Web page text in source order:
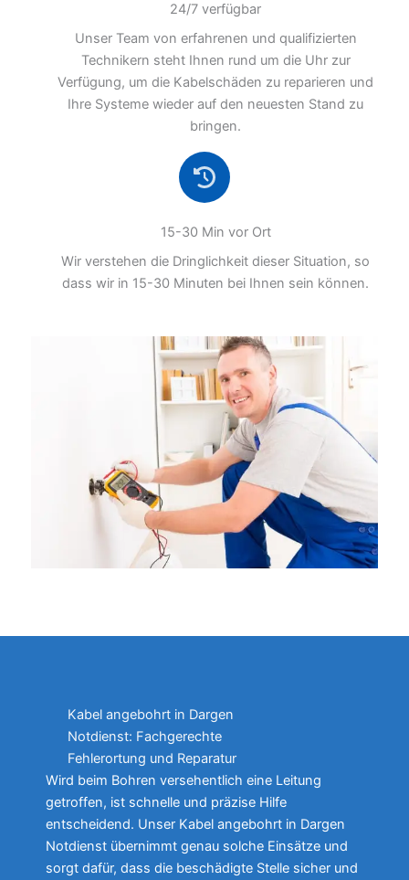
24/7 verfügbar
Unser Team von erfahrenen und qualifizierten
Technikern steht Ihnen rund um die Uhr zur
Verfügung, um die Kabelschäden zu reparieren und
Ihre Systeme wieder auf den neuesten Stand zu
bringen.
15-30 Min vor Ort
Wir verstehen die Dringlichkeit dieser Situation, so
dass wir in 15-30 Minuten bei Ihnen sein können.
Kabel angebohrt in Dargen
Notdienst: Fachgerechte
Fehlerortung und Reparatur
Wird beim Bohren versehentlich eine Leitung
getroffen, ist schnelle und präzise Hilfe
entscheidend. Unser Kabel angebohrt in Dargen
Notdienst übernimmt genau solche Einsätze und
sorgt dafür, dass die beschädigte Stelle sicher und